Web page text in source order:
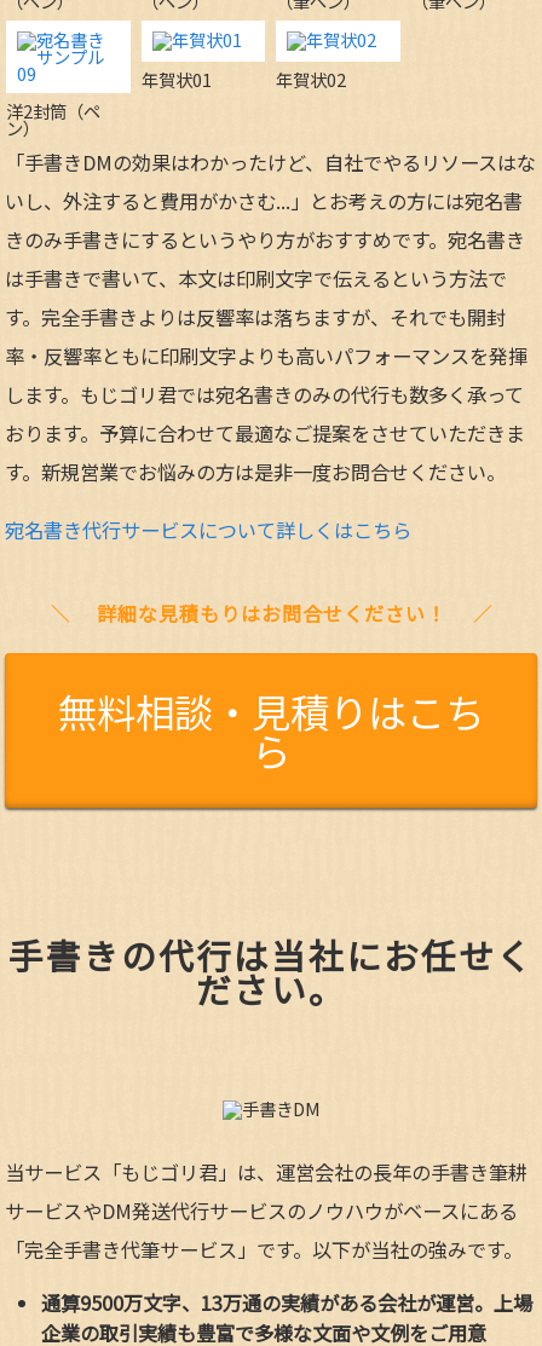
洋2封筒（ペ
ン）
年賀状01 年賀状02
「手書きDMの効果はわかったけど、自社でやるリソースはな
いし、外注すると費用がかさむ...」とお考えの方には宛名書
きのみ手書きにするというやり方がおすすめです。宛名書き
は手書きで書いて、本文は印刷文字で伝えるという方法で
す。完全手書きよりは反響率は落ちますが、それでも開封
率・反響率ともに印刷文字よりも高いパフォーマンスを発揮
します。もじゴリ君では宛名書きのみの代行も数多く承って
おります。予算に合わせて最適なご提案をさせていただきま
す。新規営業でお悩みの方は是非一度お問合せください。
宛名書き代行サービスについて詳しくはこちら
詳細な見積もりはお問合せください！
無料相談・見積りはこち
ら
手書きの代行は当社にお任せく
ださい。
当サービス「もじゴリ君」は、運営会社の長年の手書き筆耕
サービスやDM発送代行サービスのノウハウがベースにある
「完全手書き代筆サービス」です。以下が当社の強みです。
通算9500万文字、13万通の実績がある会社が運営。上場
企業の取引実績も豊富で多様な文面や文例をご用意